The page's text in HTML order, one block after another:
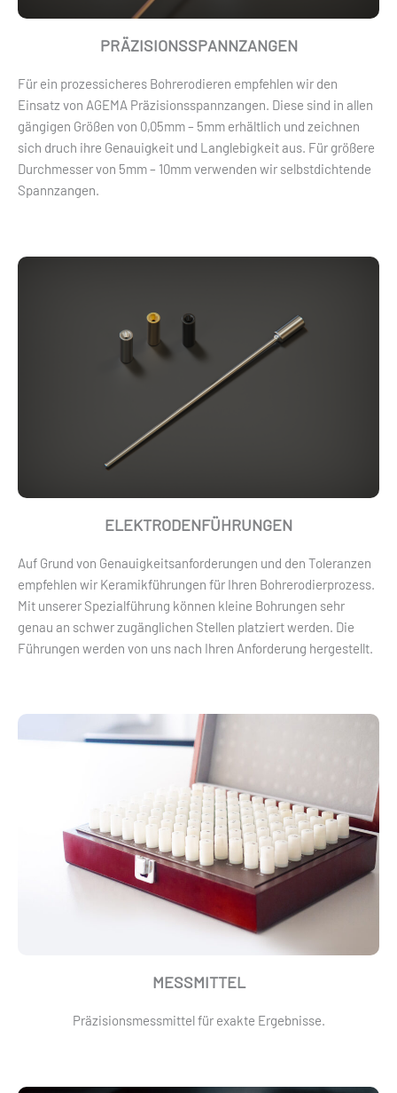
PRÄZISIONSSPANNZANGEN
Für ein prozessicheres Bohrerodieren empfehlen wir den
Einsatz von AGEMA Präzisionsspannzangen. Diese sind in allen
gängigen Größen von 0,05mm – 5mm erhältlich und zeichnen
sich druch ihre Genauigkeit und Langlebigkeit aus. Für größere
Durchmesser von 5mm – 10mm verwenden wir selbstdichtende
Spannzangen.
ELEKTRODENFÜHRUNGEN
Auf Grund von Genauigkeitsanforderungen und den Toleranzen
empfehlen wir Keramikführungen für Ihren Bohrerodierprozess.
Mit unserer Spezialführung können kleine Bohrungen sehr
genau an schwer zugänglichen Stellen platziert werden. Die
Führungen werden von uns nach Ihren Anforderung hergestellt.
MESSMITTEL
Präzisionsmessmittel für exakte Ergebnisse.